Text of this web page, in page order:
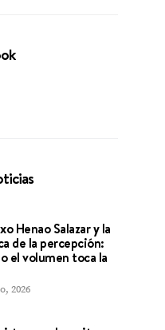
Henao Salazar y la
de la percepción:
el volumen toca la
2026